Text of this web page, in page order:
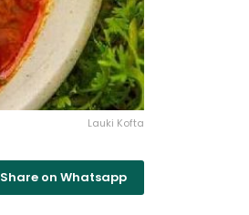
Lauki Kofta
Share on Whatsapp